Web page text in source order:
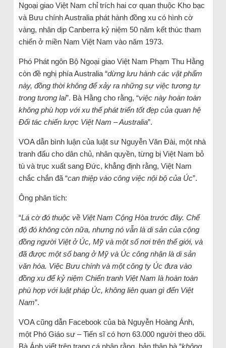
Ngoại giao Việt Nam chỉ trích hai cơ quan thuộc Kho bạc
và Bưu chính Australia phát hành đồng xu có hình cờ
vàng, nhân dịp Canberra kỷ niệm 50 năm kết thúc tham
chiến ở miền Nam Việt Nam vào năm 1973.
Phó Phát ngôn Bộ Ngoại giao Việt Nam Phạm Thu Hằng
còn đề nghị phía Australia “dừng lưu hành các vật phẩm
này, đồng thời không để xảy ra những sự việc tương tự
trong tương lai”. Bà Hằng cho rằng, “việc này hoàn toàn
không phù hợp với xu thế phát triển tốt đẹp của quan hệ
Đối tác chiến lược Việt Nam – Australia”.
VOA dẫn bình luận của luật sư Nguyễn Văn Đài, một nhà
tranh đấu cho dân chủ, nhân quyền, từng bị Việt Nam bỏ
tù và trục xuất sang Đức, khẳng định rằng, Việt Nam
chắc chắn đã “can thiệp vào công việc nội bộ của Úc”.
Ông phân tích:
“Lá cờ đó thuộc về Việt Nam Cộng Hòa trước đây. Chế
độ đó không còn nữa, nhưng nó vẫn là di sản của cộng
đồng người Việt ở Úc, Mỹ và một số nơi trên thế giới, và
đã được một số bang ở Mỹ và Úc công nhận là di sản
văn hóa. Việc Bưu chính và một công ty Úc đưa vào
đồng xu để kỷ niệm Chiến tranh Việt Nam là hoàn toàn
phù hợp với luật pháp Úc, không liên quan gì đến Việt
Nam”.
VOA cũng dẫn Facebook của bà Nguyễn Hoàng Ánh,
một Phó Giáo sư – Tiến sĩ có hơn 63.000 người theo dõi.
Bà Ánh viết trên trang cá nhân rằng, bản thân bà “không